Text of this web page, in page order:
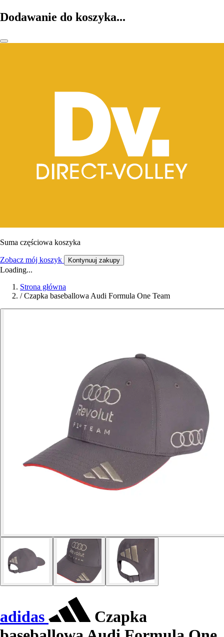
Dodawanie do koszyka...
Suma częściowa koszyka
Zobacz mój koszyk Kontynuuj zakupy
Loading...
Strona główna
/ Czapka baseballowa Audi Formula One Team
adidas
Czapka